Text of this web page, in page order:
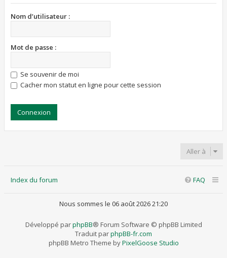
Nom d’utilisateur :
Mot de passe :
Se souvenir de moi
Cacher mon statut en ligne pour cette session
Aller à
Index du forum FAQ
Nous sommes le 06 août 2026 21:20
Développé parphpBB® Forum Software © phpBB Limited
Traduit parphpBB-fr.com
phpBB Metro Theme byPixelGoose Studio